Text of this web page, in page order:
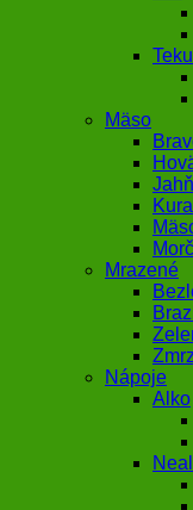
Mäso
Mrazené
Nápoje
Alko